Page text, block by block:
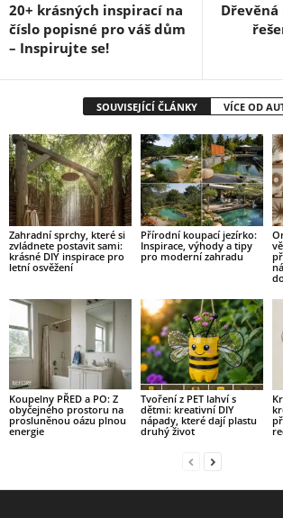
20+ krásných inspirací na
číslo popisné pro váš dům
– Inspirujte se!
SOUVISEJÍCÍ ČLÁNKY VÍCE OD
Zahradní sprchy, které si
zvládnete postavit sami:
krásné DIY inspirace pro
letní osvěžení
Přírodní koupací jezírko:
Inspirace, výhody a tipy
pro moderní zahradu
Koupelny PŘED a PO: Z
obyčejného prostoru na
prosluněnou oázu plnou
energie
Tvoření z PET lahví s
dětmi: kreativní DIY
nápady, které dají plastu
druhý život